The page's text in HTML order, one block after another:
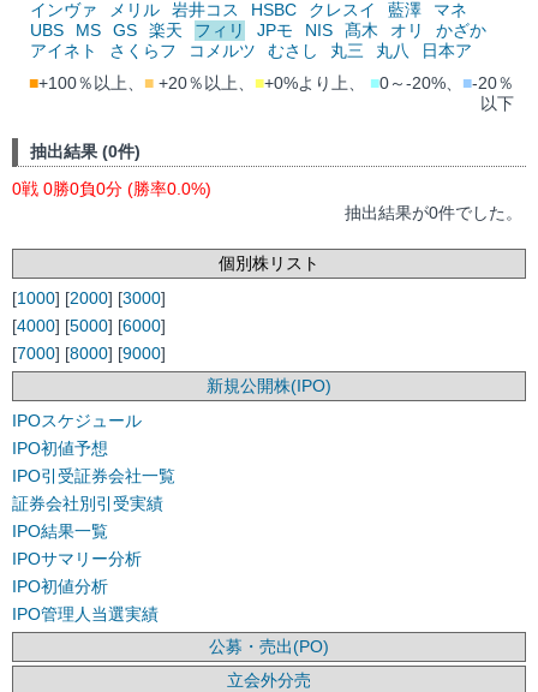
インヴァ
メリル 岩井コス HSBC クレスイ 藍澤
マネ
UBS
MS GS 楽天 フィリ JPモ NIS 髙木 オリ
かざか
アイネト
さくらフ コメルツ むさし 丸三 丸八
日本ア
■+100％以上、 ■ +20％以上、 ■+0%より上、 ■0～-20%、 ■-20％
以下
抽出結果 (0件)
0戦 0勝0負0分 (勝率0.0%)
抽出結果が0件でした。
個別株リスト
[1000] [2000] [3000]
[4000] [5000] [6000]
[7000] [8000] [9000]
新規公開株(IPO)
IPOスケジュール
IPO初値予想
IPO引受証券会社一覧
証券会社別引受実績
IPO結果一覧
IPOサマリー分析
IPO初値分析
IPO管理人当選実績
公募・売出(PO)
立会外分売